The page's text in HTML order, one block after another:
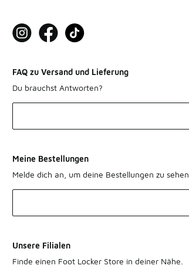
FAQ zu Versand und Lieferung
Du brauchst Antworten?
Meine Bestellungen
Melde dich an, um deine Bestellungen zu sehen.
Unsere Filialen
Finde einen Foot Locker Store in deiner Nähe.